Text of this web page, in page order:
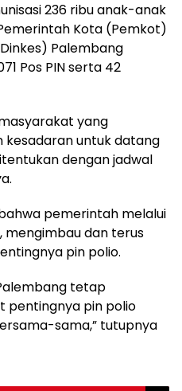
236 ribu anak-anak
Kota (Pemkot)
Palembang
Pos PIN serta 42
yang
kesadaran untuk datang
dengan jadwal
pemerintah melalui
mengimbau dan terus
pin polio.
tetap
pentingnya pin polio
sama,” tutupnya